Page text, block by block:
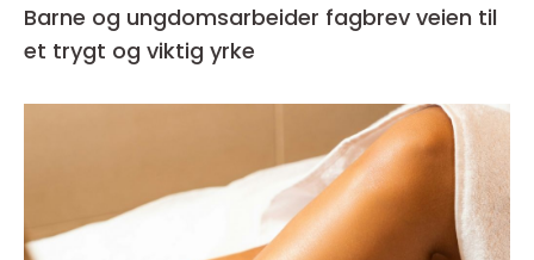
Barne og ungdomsarbeider fagbrev veien til
et trygt og viktig yrke